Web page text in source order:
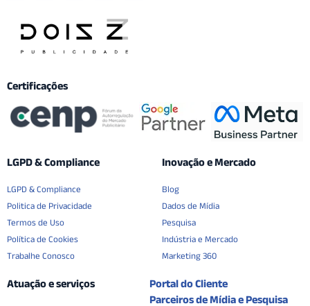
Certificações
LGPD & Compliance
LGPD & Compliance
Politica de Privacidade
Termos de Uso
Política de Cookies
Trabalhe Conosco
Inovação e Mercado
Blog
Dados de Mídia
Pesquisa
Indústria e Mercado
Marketing 360
Atuação e serviços
Portal do Cliente
Parceiros de Mídia e Pesquisa